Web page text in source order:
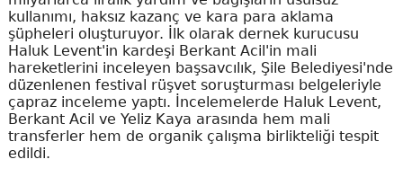
kullanımı, haksız kazanç ve kara para aklama
şüpheleri oluşturuyor. İlk olarak dernek kurucusu
Haluk Levent'in kardeşi Berkant Acil'in mali
hareketlerini inceleyen başsavcılık, Şile Belediyesi'nde
düzenlenen festival rüşvet soruşturması belgeleriyle
çapraz inceleme yaptı. İncelemelerde Haluk Levent,
Berkant Acil ve Yeliz Kaya arasında hem mali
transferler hem de organik çalışma birlikteliği tespit
edildi.